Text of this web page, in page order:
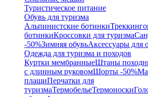
Туристическое питание
Обувь для туризма
Альпинистские ботинки
ботинкиКроссовки для туризма
-50%Зимняя обувьАксессуары для
Одежда для туризма и походов
Куртки мембранныеШтаны
с длинным руковомШорты -50%
плащиПерчатки для
туризмаТермобельеТермоноски